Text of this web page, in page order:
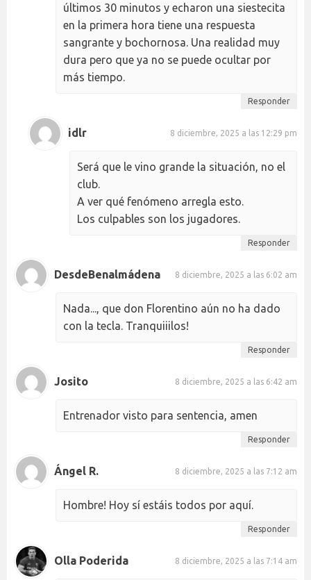
últimos 30 minutos y echaron una siestecita
en la primera hora tiene una respuesta
sangrante y bochornosa. Una realidad muy
dura pero que ya no se puede ocultar por
más tiempo.
Responder
idlr 8 diciembre, 2025 a las 12:29 pm
Será que le vino grande la situación, no el
club.
A ver qué fenómeno arregla esto.
Los culpables son los jugadores.
Responder
DesdeBenalmádena 8 diciembre, 2025 a las 6:02 am
Nada..., que don Florentino aún no ha dado
con la tecla. Tranquiiilos!
Responder
Josito 8 diciembre, 2025 a las 6:42 am
Entrenador visto para sentencia, amen
Responder
Ángel R. 8 diciembre, 2025 a las 7:12 am
Hombre! Hoy sí estáis todos por aquí.
Responder
Olla Poderida 8 diciembre, 2025 a las 7:14 am